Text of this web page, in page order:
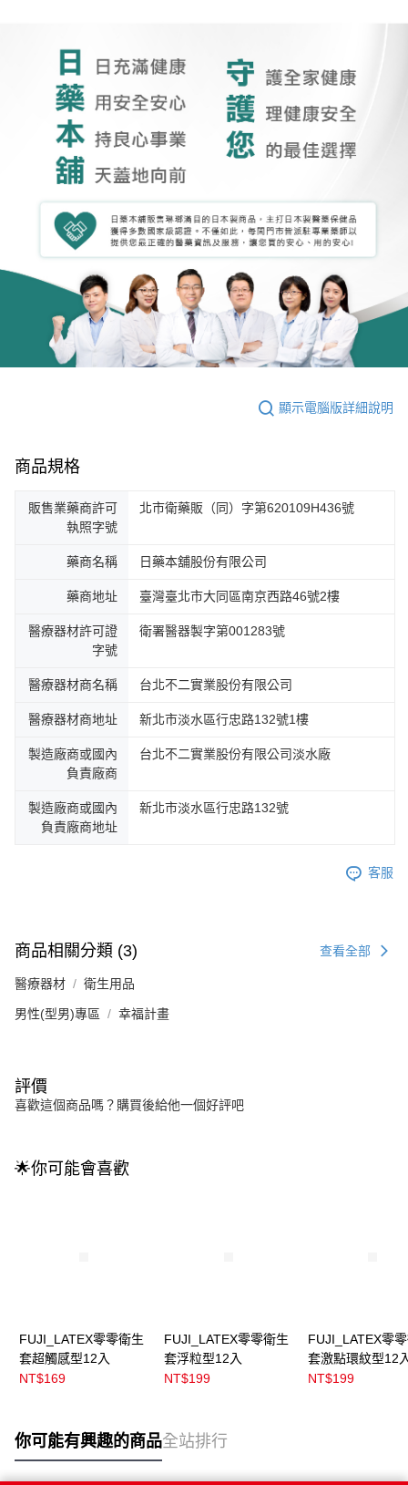
顯示電腦版詳細說明
商品規格
販售業藥商許可
執照字號
北市衛藥販（同）字第620109H436號
藥商名稱 日藥本舖股份有限公司
藥商地址 臺灣臺北市大同區南京西路46號2樓
醫療器材許可證
字號
衛署醫器製字第001283號
醫療器材商名稱 台北不二實業股份有限公司
醫療器材商地址 新北市淡水區行忠路132號1樓
製造廠商或國內
負責廠商
台北不二實業股份有限公司淡水廠
製造廠商或國內
負責廠商地址
新北市淡水區行忠路132號
客服
商品相關分類 (3) 查看全部
醫療器材 衛生用品
男性(型男)專區 幸福計畫
評價
喜歡這個商品嗎？購買後給他一個好評吧
🌟你可能會喜歡
FUJI_LATEX零零衛生
套超觸感型12入
NT$169
FUJI_LATEX零零衛生
套浮粒型12入
NT$199
FUJI_LATEX零
套激點環紋型12
NT$199
你可能有興趣的商品全站排行